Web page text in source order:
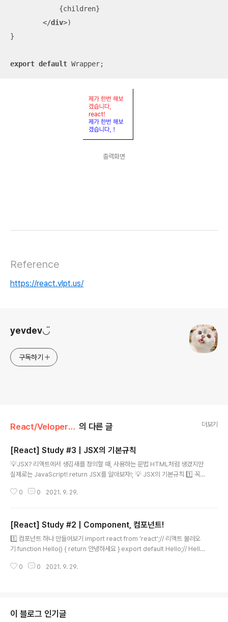
            {children}
</div>)
}
export default Wrapper;
출력화면
Reference
https://react.vlpt.us/
yevdev◡̈
구독하기
React/Velopert's React 의 다른 글 더보기
[React] Study #3 | JSX의 기본규칙
💡JSX? 리액트에서 생김새를 정의할 때, 사용하는 문법 HTML처럼 생겼지만
실제로는 JavaScript! return JSX를 알아보자!; 💡 JSX의 기본규칙 1️⃣ 꼭
o'; function App() { return ( /* 여기에서 오류 발생! 꼭 로 닫아주자 */ ); }
자! /* 잘못됨 */ /* Self Closing 태그 */ 2️⃣ 꼭 감싸져야하는 태그 두개 이상
의 태그는 무조건 하나로 감싸져야 한..
0 0 2021. 9. 29.
[React] Study #2 | Component, 컴포넌트!
1️⃣ 컴포넌트 하나 만들어보기 import react from 'react';// 리액트 불러오
기 function Hello() { return 안녕하세요 } export default Hello;// Hello
성하고 공부하면서 쓸 컴포넌트 형태임! 클래스형 export default Hello; 다
xport de..
0 0 2021. 9. 29.
이 블로그 인기글